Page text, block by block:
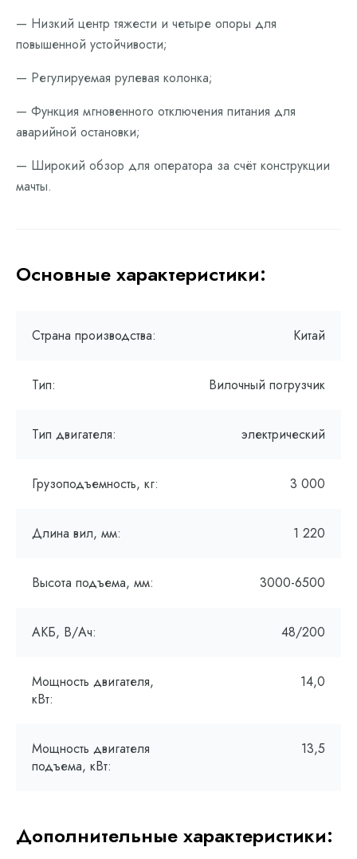
— Низкий центр тяжести и четыре опоры для
повышенной устойчивости;
— Регулируемая рулевая колонка;
— Функция мгновенного отключения питания для
аварийной остановки;
— Широкий обзор для оператора за счёт конструкции
мачты.
Основные характеристики:
Страна производства: Китай
Тип: Вилочный погрузчик
Тип двигателя: электрический
Грузоподъемность, кг: 3 000
Длина вил, мм: 1 220
Высота подъема, мм: 3000-6500
АКБ, В/Ач: 48/200
Мощность двигателя,
кВт:
14,0
Мощность двигателя
подъема, кВт:
13,5
Дополнительные характеристики: